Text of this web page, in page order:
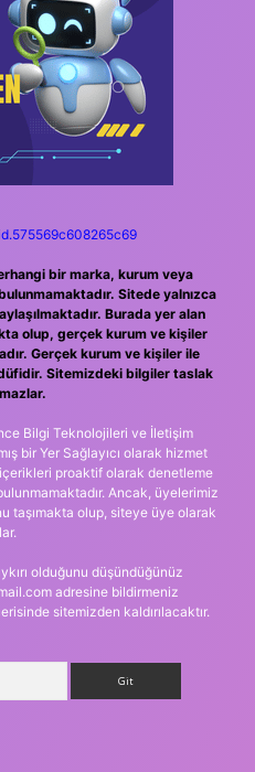
bir marka, kurum veya
Sitede yalnızca
Burada yer alan
olup, gerçek kurum ve kişiler
Gerçek kurum ve kişiler ile
Sitemizdeki bilgiler taslak
Bilgi Teknolojileri ve İletişim
bir Yer Sağlayıcı olarak hizmet
proaktif olarak denetleme
Ancak, üyelerimiz
taşımakta olup, siteye üye olarak
olduğunu düşündüğünüz
adresine bildirmeniz
sitemizden kaldırılacaktır.